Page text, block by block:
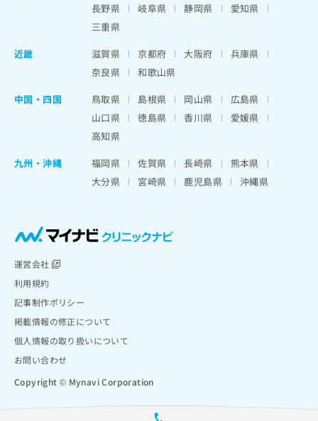
長野県
岐阜県 静岡県
愛知県
三重県
近畿
滋賀県 京都府 大阪府
兵庫県
奈良県
和歌山県
中国・四国
鳥取県 島根県 岡山県
広島県
山口県
徳島県 香川県
愛媛県
高知県
九州・沖縄
福岡県 佐賀県 長崎県
熊本県
大分県
宮崎県 鹿児島県 沖縄県
運営会社
利用規約
記事制作ポリシー
掲載情報の修正について
個人情報の取り扱いについて
お問い合わせ
Copyright © Mynavi Corporation